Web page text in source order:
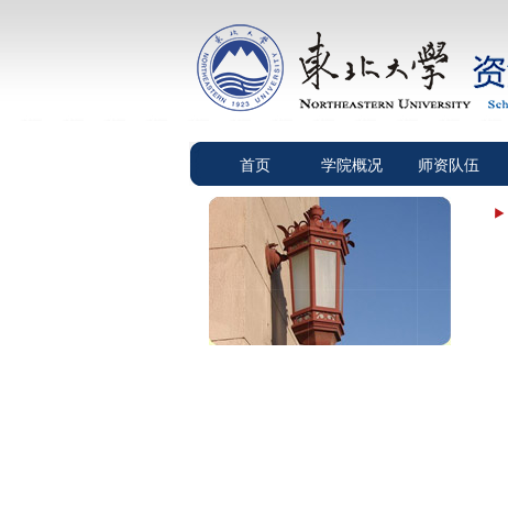
首页 学院概况 师资队伍